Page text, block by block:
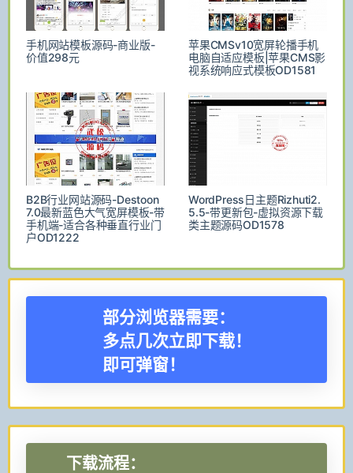
手机网站模板源码-商业版-
价值298元
苹果CMSv10宽屏轮播手机
电脑自适应模板|苹果CMS影
视系统响应式模板OD1581
B2B行业网站源码-Destoon
7.0最新蓝色大气宽屏模板-带
手机端-适合各种垂直行业门
户OD1222
WordPress日主题Rizhuti2.
5.5-带更新包-虚拟资源下载
类主题源码OD1578
部分浏览器需要：
多点几次立即下载！
即可弹窗！
下载流程：